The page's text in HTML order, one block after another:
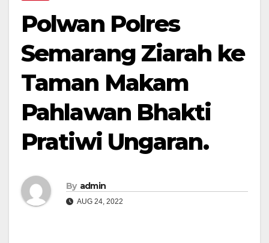
Polwan Polres
Semarang Ziarah ke
Taman Makam
Pahlawan Bhakti
Pratiwi Ungaran.
By admin
AUG 24, 2022